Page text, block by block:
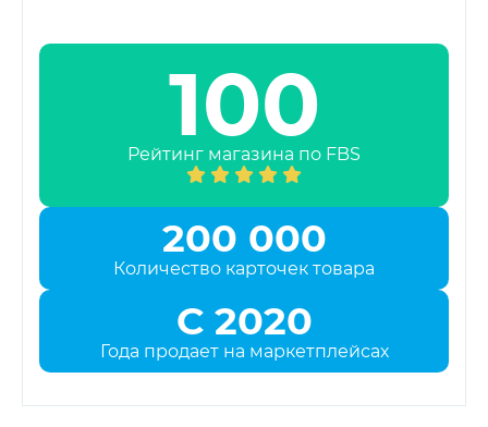
100
Рейтинг магазина по FBS
200 000
Количество карточек товара
С 2020
Года продает на маркетплейсах